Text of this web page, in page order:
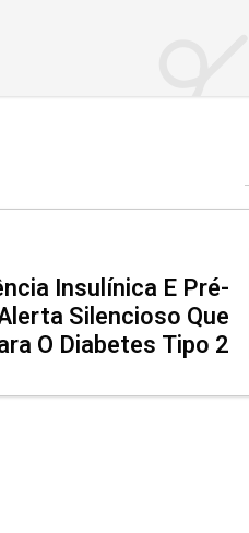
Insulínica E Pré-
Silencioso Que
O Diabetes Tipo 2